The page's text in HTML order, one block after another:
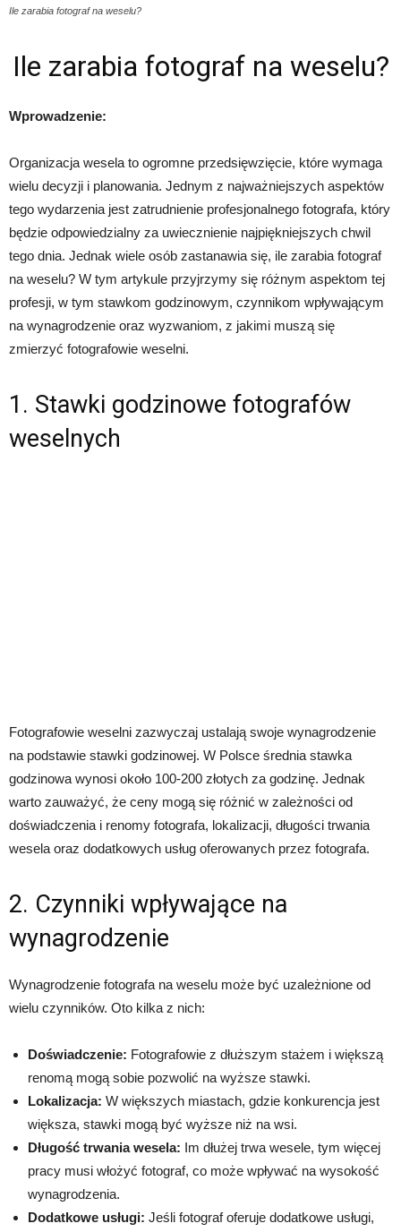
Ile zarabia fotograf na weselu?
Ile zarabia fotograf na weselu?
Wprowadzenie:
Organizacja wesela to ogromne przedsięwzięcie, które wymaga
wielu decyzji i planowania. Jednym z najważniejszych aspektów
tego wydarzenia jest zatrudnienie profesjonalnego fotografa, który
będzie odpowiedzialny za uwiecznienie najpiękniejszych chwil
tego dnia. Jednak wiele osób zastanawia się, ile zarabia fotograf
na weselu? W tym artykule przyjrzymy się różnym aspektom tej
profesji, w tym stawkom godzinowym, czynnikom wpływającym
na wynagrodzenie oraz wyzwaniom, z jakimi muszą się
zmierzyć fotografowie weselni.
1. Stawki godzinowe fotografów
weselnych
Fotografowie weselni zazwyczaj ustalają swoje wynagrodzenie
na podstawie stawki godzinowej. W Polsce średnia stawka
godzinowa wynosi około 100-200 złotych za godzinę. Jednak
warto zauważyć, że ceny mogą się różnić w zależności od
doświadczenia i renomy fotografa, lokalizacji, długości trwania
wesela oraz dodatkowych usług oferowanych przez fotografa.
2. Czynniki wpływające na
wynagrodzenie
Wynagrodzenie fotografa na weselu może być uzależnione od
wielu czynników. Oto kilka z nich:
Doświadczenie: Fotografowie z dłuższym stażem i większą
renomą mogą sobie pozwolić na wyższe stawki.
Lokalizacja: W większych miastach, gdzie konkurencja jest
większa, stawki mogą być wyższe niż na wsi.
Długość trwania wesela: Im dłużej trwa wesele, tym więcej
pracy musi włożyć fotograf, co może wpływać na wysokość
wynagrodzenia.
Dodatkowe usługi: Jeśli fotograf oferuje dodatkowe usługi,